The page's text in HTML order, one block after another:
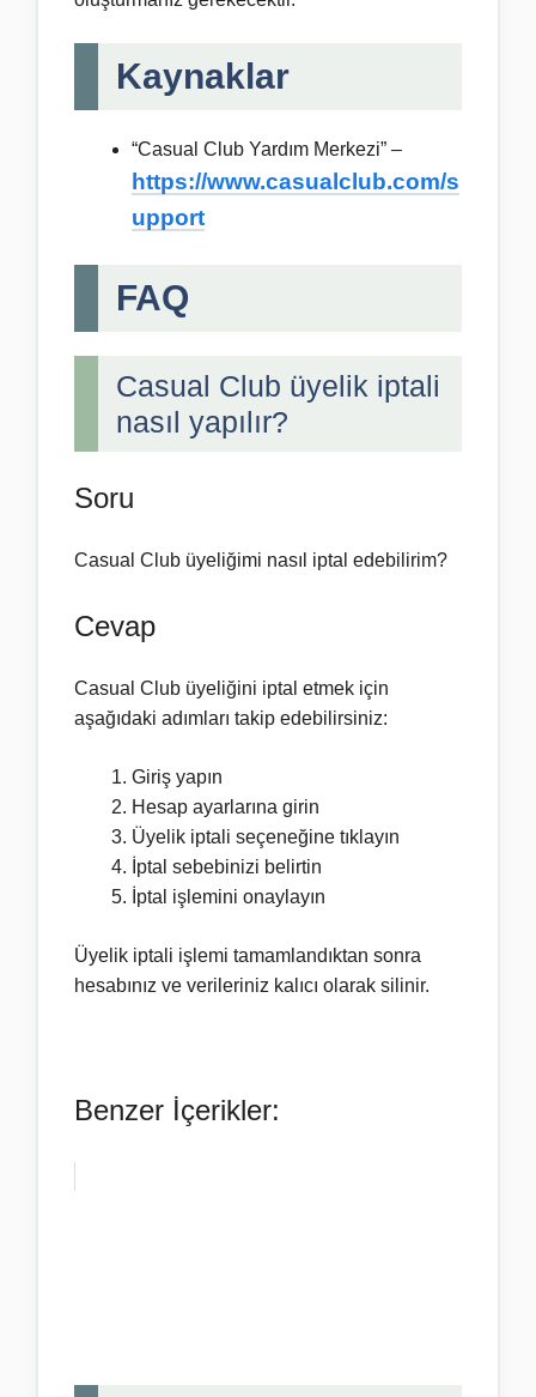
Kaynaklar
“Casual Club Yardım Merkezi” –
https://www.casualclub.com/s
upport
FAQ
Casual Club üyelik iptali
nasıl yapılır?
Soru
Casual Club üyeliğimi nasıl iptal edebilirim?
Cevap
Casual Club üyeliğini iptal etmek için
aşağıdaki adımları takip edebilirsiniz:
Giriş yapın
Hesap ayarlarına girin
Üyelik iptali seçeneğine tıklayın
İptal sebebinizi belirtin
İptal işlemini onaylayın
Üyelik iptali işlemi tamamlandıktan sonra
hesabınız ve verileriniz kalıcı olarak silinir.
Benzer İçerikler: